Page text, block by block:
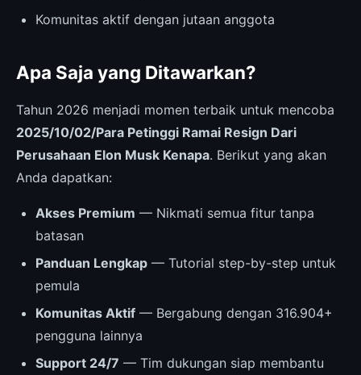
Komunitas aktif dengan jutaan anggota
Apa Saja yang Ditawarkan?
Tahun 2026 menjadi momen terbaik untuk mencoba
2025/10/02/Para Petinggi Ramai Resign Dari
Perusahaan Elon Musk Kenapa. Berikut yang akan
Anda dapatkan:
Akses Premium — Nikmati semua fitur tanpa
batasan
Panduan Lengkap — Tutorial step-by-step untuk
pemula
Komunitas Aktif — Bergabung dengan 316.904+
pengguna lainnya
Support 24/7 — Tim dukungan siap membantu